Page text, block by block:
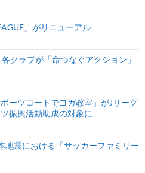
」がリニューアル
クラブが「命つなぐアクション」
ーツコートでヨガ教室」がJリーグ
振興活動助成の対象に
地震における「サッカーファミリー